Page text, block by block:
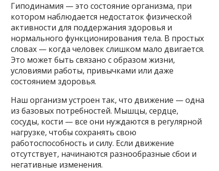
Гиподинамия — это состояние организма, при
котором наблюдается недостаток физической
активности для поддержания здоровья и
нормального функционирования тела. В простых
словах — когда человек слишком мало двигается.
Это может быть связано с образом жизни,
условиями работы, привычками или даже
состоянием здоровья.
Наш организм устроен так, что движение — одна
из базовых потребностей. Мышцы, сердце,
сосуды, кости — все они нуждаются в регулярной
нагрузке, чтобы сохранять свою
работоспособность и силу. Если движение
отсутствует, начинаются разнообразные сбои и
негативные изменения.